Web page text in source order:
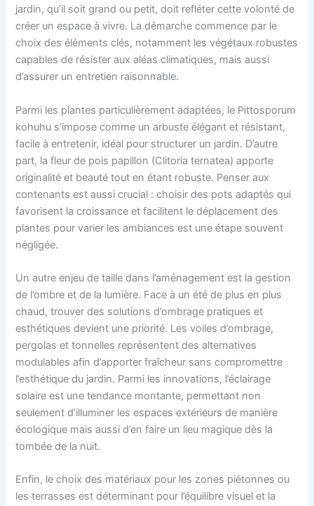
jardin, qu’il soit grand ou petit, doit refléter cette volonté de
créer un espace à vivre. La démarche commence par le
choix des éléments clés, notamment les végétaux robustes
capables de résister aux aléas climatiques, mais aussi
d’assurer un entretien raisonnable.
Parmi les plantes particulièrement adaptées, le Pittosporum
kohuhu s’impose comme un arbuste élégant et résistant,
facile à entretenir, idéal pour structurer un jardin. D’autre
part, la fleur de pois papillon (Clitoria ternatea) apporte
originalité et beauté tout en étant robuste. Penser aux
contenants est aussi crucial : choisir des pots adaptés qui
favorisent la croissance et facilitent le déplacement des
plantes pour varier les ambiances est une étape souvent
négligée.
Un autre enjeu de taille dans l’aménagement est la gestion
de l’ombre et de la lumière. Face à un été de plus en plus
chaud, trouver des solutions d’ombrage pratiques et
esthétiques devient une priorité. Les voiles d’ombrage,
pergolas et tonnelles représentent des alternatives
modulables afin d’apporter fraîcheur sans compromettre
l’esthétique du jardin. Parmi les innovations, l’éclairage
solaire est une tendance montante, permettant non
seulement d’illuminer les espaces extérieurs de manière
écologique mais aussi d’en faire un lieu magique dès la
tombée de la nuit.
Enfin, le choix des matériaux pour les zones piétonnes ou
les terrasses est déterminant pour l’équilibre visuel et la